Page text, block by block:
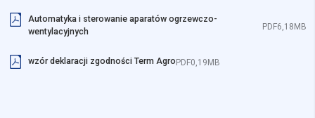
Automatyka i sterowanie aparatów ogrzewczo-
wentylacyjnych
PDF6,18MB
wzór deklaracji zgodności Term Agro PDF0,19MB